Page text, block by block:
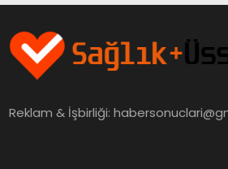
Reklam & İşbirliği: